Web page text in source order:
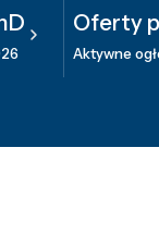
Oferty
Aktywne